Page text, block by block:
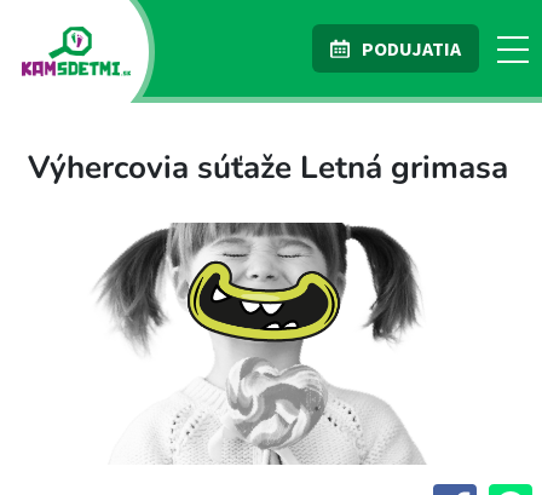
PODUJATIA
Výhercovia súťaže Letná grimasa